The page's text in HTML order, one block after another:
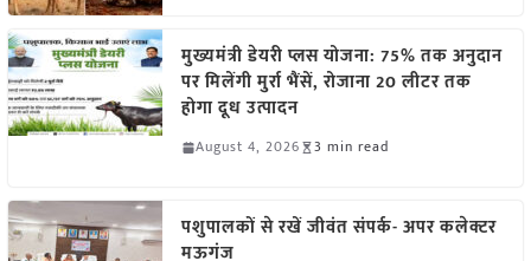
मुख्यमंत्री डेयरी प्लस योजना: 75% तक अनुदान
पर मिलेंगी मुर्रा भैंसें, रोजाना 20 लीटर तक
होगा दूध उत्पादन
August 4, 2026 3 min read
पशुपालकों से रखें जीवंत संपर्क- अपर कलेक्टर
मऊगंज